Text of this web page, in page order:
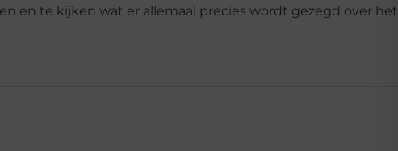
en te kijken wat er allemaal precies wordt gezegd over het